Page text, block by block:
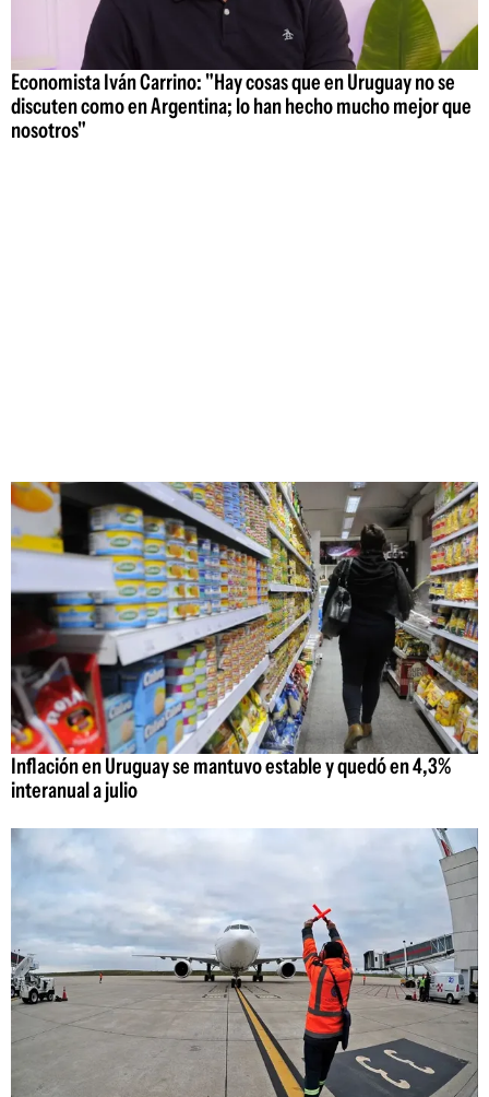
Economista Iván Carrino: "Hay cosas que en Uruguay no se
discuten como en Argentina; lo han hecho mucho mejor que
nosotros"
Inflación en Uruguay se mantuvo estable y quedó en 4,3%
interanual a julio